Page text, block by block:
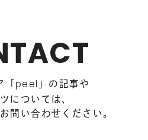
「 peel
」の記事や
については、
問い合わせください。